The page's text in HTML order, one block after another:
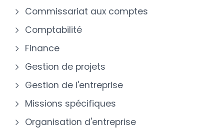
Commissariat aux comptes
Comptabilité
Finance
Gestion de projets
Gestion de l'entreprise
Missions spécifiques
Organisation d'entreprise